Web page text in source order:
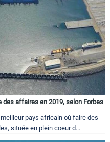
affaires en 2019, selon Forbes
pays africain où faire des
située en plein coeur d...